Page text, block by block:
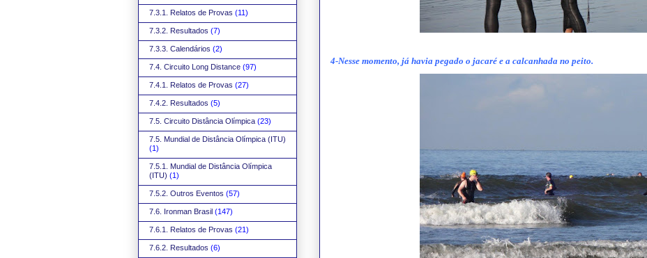
4-Nesse momento, já havia pegado o jacaré e a calcanhada no peito.
7.3.1. Relatos de Provas (11)
7.3.2. Resultados (7)
7.3.3. Calendários (2)
7.4. Circuito Long Distance (97)
7.4.1. Relatos de Provas (27)
7.4.2. Resultados (5)
7.5. Circuito Distância Olímpica (23)
7.5. Mundial de Distância Olímpica (ITU)
(1)
7.5.1. Mundial de Distância Olímpica
(ITU) (1)
7.5.2. Outros Eventos (57)
7.6. Ironman Brasil (147)
7.6.1. Relatos de Provas (21)
7.6.2. Resultados (6)